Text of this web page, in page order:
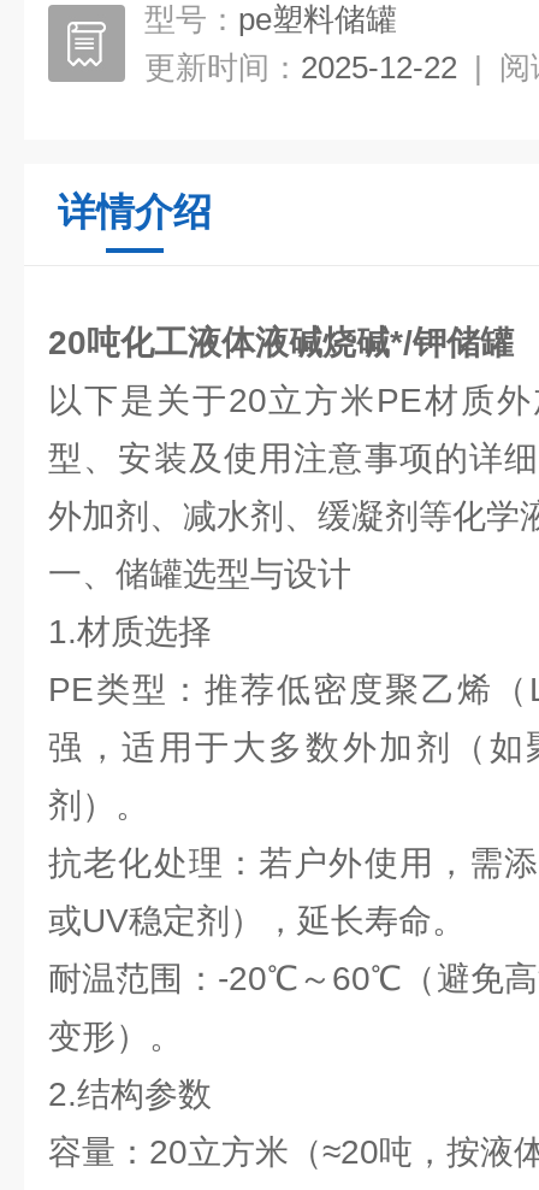
型号： pe塑料储罐
更新时间： 2025-12-22 | 阅
详情介绍
20吨化工液体液碱烧碱*/钾储罐
以下是关于20立方米PE材质
型、安装及使用注意事项的详
外加剂、减水剂、缓凝剂等化学
一、储罐选型与设计
1.材质选择
PE类型：推荐低密度聚乙烯
强，适用于大多数外加剂（如
剂）。
抗老化处理：若户外使用，需
或UV稳定剂），延长寿命。
耐温范围：-20℃～60℃（避免
变形）。
2.结构参数
容量：20立方米（≈20吨，按液